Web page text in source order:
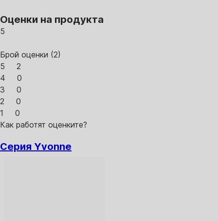
Оценки на продукта
5
Брой оценки (2)
5
2
4
0
3
0
2
0
1
0
Как работят оценките?
Серия Yvonne